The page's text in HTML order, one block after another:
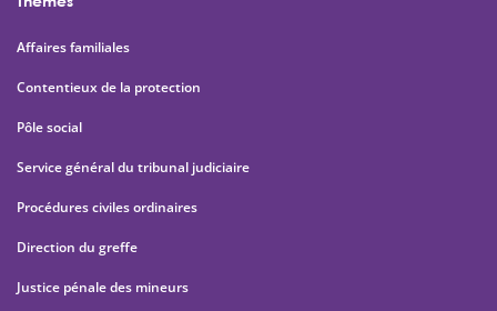
Affaires familiales
Contentieux de la protection
Pôle social
Service général du tribunal judiciaire
Procédures civiles ordinaires
Direction du greffe
Justice pénale des mineurs